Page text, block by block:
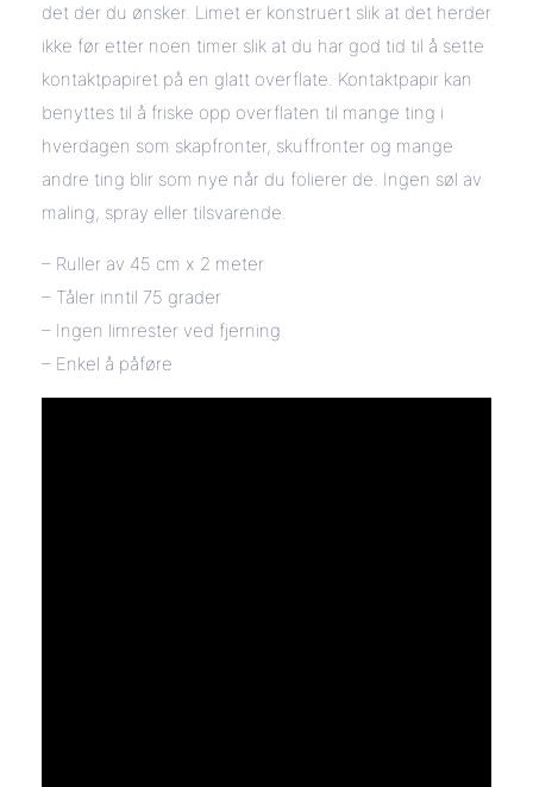
det der du ønsker. Limet er konstruert slik at det herder
ikke før etter noen timer slik at du har god tid til å sette
kontaktpapiret på en glatt overflate. Kontaktpapir kan
benyttes til å friske opp overflaten til mange ting i
hverdagen som skapfronter, skuffronter og mange
andre ting blir som nye når du folierer de. Ingen søl av
maling, spray eller tilsvarende.
– Ruller av 45 cm x 2 meter
– Tåler inntil 75 grader
– Ingen limrester ved fjerning
– Enkel å påføre